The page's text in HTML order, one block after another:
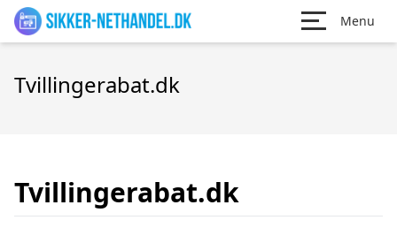
Menu
Tvillingerabat.dk
Tvillingerabat.dk